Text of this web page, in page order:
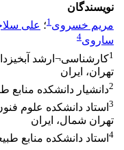
نویسندگان
مریم خسروی1؛ علی
ساروی4
1کارشناسی¬ارشد
تهران، ایران
2دانشیار دانشکده منابع
3 استاد دانشکده علوم
تهران شمال‏، ایران
4 استاد دانشکده منابع